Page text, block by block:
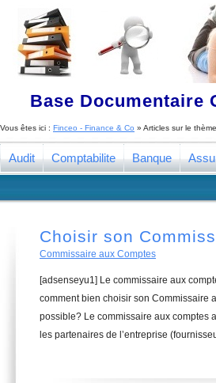
Base Documentaire
Vous êtes ici : Finceo - Finance & Co » Articles sur le thème
Audit Comptabilite Banque
Choisir son
Commissaire aux Comptes
[adsenseyu1] Le commissaire aux
comment bien choisir son Commissaire
possible? Le commissaire aux comptes
les partenaires de l’entreprise